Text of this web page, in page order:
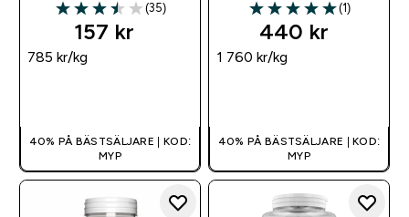
3.51 out of 5 stars
(35)
157 kr‎
785 kr‎/kg
40% PÅ BÄSTSÄLJARE | KOD:
MYP
5 out of 5 stars
(1)
440 kr‎
1 760 kr‎/kg
40% PÅ BÄSTSÄLJARE | KOD:
MYP